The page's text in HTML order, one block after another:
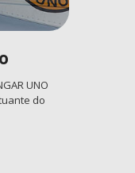
UNO
do